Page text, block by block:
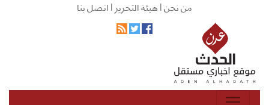
من نحن |هيئة التحرير |اتصل بنا